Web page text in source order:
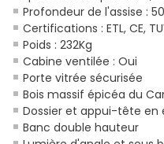
Profondeur de l'assise :
Certifications : ETL, CE,
Poids : 232Kg
Cabine ventilée : Oui
Porte vitrée sécurisée
Bois massif épicéa du
Dossier et appui-tête en
Banc double hauteur